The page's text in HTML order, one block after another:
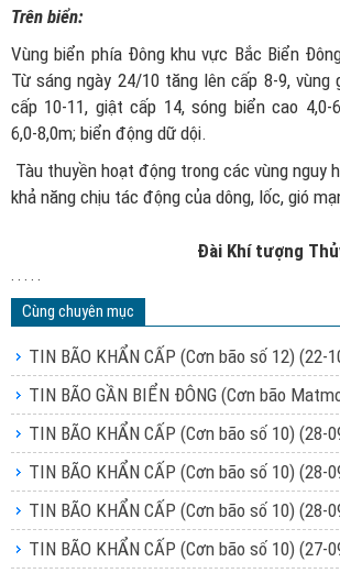
Trên biển:
Vùng biển phía Đông khu vực Bắc Biển
Từ sáng ngày 24/10 tăng lên cấp 8-9, vùng
cấp 10-11, giật cấp 14, sóng biển cao 4,0-
6,0-8,0m; biển động dữ dội.
Tàu thuyền hoạt động trong các vùng nguy
khả năng chịu tác động của dông, lốc, gió
Đài Khí tượng
. . . . .
Cùng chuyên mục
TIN BÃO KHẨN CẤP (Cơn bão số 12) (22-
TIN BÃO GẦN BIỂN ĐÔNG (Cơn bão
TIN BÃO KHẨN CẤP (Cơn bão số 10) (28-
TIN BÃO KHẨN CẤP (Cơn bão số 10) (28-
TIN BÃO KHẨN CẤP (Cơn bão số 10) (28-
TIN BÃO KHẨN CẤP (Cơn bão số 10) (27-